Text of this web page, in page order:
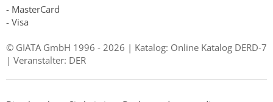
- MasterCard
- Visa
© GIATA GmbH 1996 - 2026 | Katalog: Online Katalog DERD-7
| Veranstalter: DER